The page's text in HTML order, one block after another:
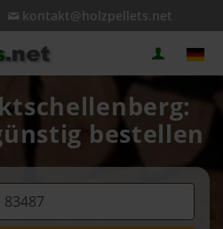
kontakt@holzpellets.net
bestellen